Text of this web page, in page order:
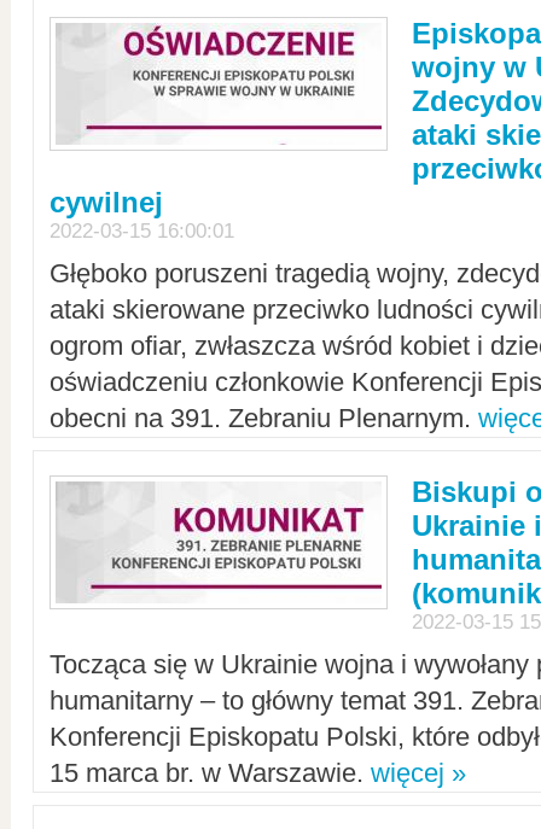
wojny w
ataki
cywilnej
2022-03-15 16:00:01
Głęboko poruszeni tragedią wojny,
ataki skierowane przeciwko ludności
ogrom ofiar, zwłaszcza wśród kobiet i
oświadczeniu członkowie Konferencji
obecni na 391. Zebraniu Plenarnym.
Biskupi
Ukrainie
2022-03-15
Tocząca się w Ukrainie wojna i
humanitarny – to główny temat 391.
Konferencji Episkopatu Polski, które
15 marca br. w Warszawie. więcej »